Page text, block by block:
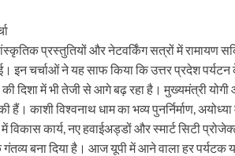
Express Train: वंदे भारत जैसी सेमी-हाई स्पीड ट्रेनों का
आवास एवं शहरी नियोजन के लिए 7,705 करोड़ रूपये
घूसखोर पंडत’ फिल्म के निर्देशक व टीम के खिलाफ
केंद्रीय बजट उत्तर प्रदेश के विकास,रोजगार और
प्रस्तुतियों और नेटवर्किंग सत्रों में रामायण
इन चर्चाओं ने यह साफ किया कि उत्तर प्रदेश
दिशा में भी तेजी से आगे बढ़ रहा है। मुख्यमंत्री योगी
हैं। काशी विश्वनाथ धाम का भव्य पुनर्निर्माण,
कार्य, नए हवाईअड्डों और स्मार्ट सिटी
बना दिया है। आज यूपी में आने वाला हर